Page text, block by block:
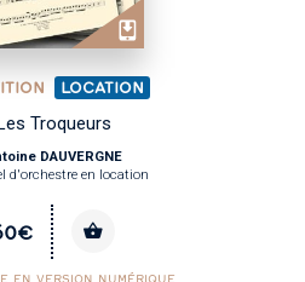
LOCATION
Les Troqueurs
DAUVERGNE
d'orchestre en location
EN VERSION NUMÉRIQUE